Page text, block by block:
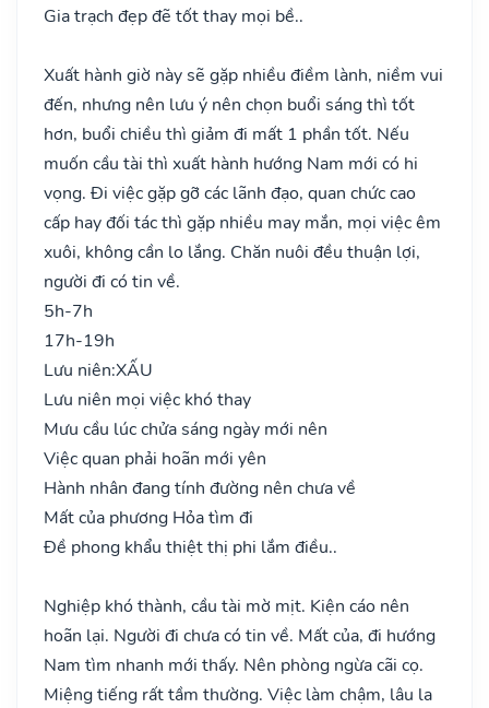
Gia trạch đẹp đẽ tốt thay mọi bề..
Xuất hành giờ này sẽ gặp nhiều điềm lành, niềm vui
đến, nhưng nên lưu ý nên chọn buổi sáng thì tốt
hơn, buổi chiều thì giảm đi mất 1 phần tốt. Nếu
muốn cầu tài thì xuất hành hướng Nam mới có hi
vọng. Đi việc gặp gỡ các lãnh đạo, quan chức cao
cấp hay đối tác thì gặp nhiều may mắn, mọi việc êm
xuôi, không cần lo lắng. Chăn nuôi đều thuận lợi,
người đi có tin về.
5h-7h
17h-19h
Lưu niên:XẤU
Lưu niên mọi việc khó thay
Mưu cầu lúc chửa sáng ngày mới nên
Việc quan phải hoãn mới yên
Hành nhân đang tính đường nên chưa về
Mất của phương Hỏa tìm đi
Đề phong khẩu thiệt thị phi lắm điều..
Nghiệp khó thành, cầu tài mờ mịt. Kiện cáo nên
hoãn lại. Người đi chưa có tin về. Mất của, đi hướng
Nam tìm nhanh mới thấy. Nên phòng ngừa cãi cọ.
Miệng tiếng rất tầm thường. Việc làm chậm, lâu la